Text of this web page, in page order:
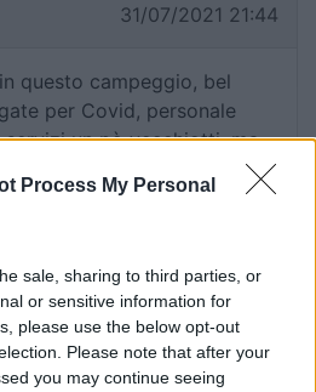
Process My Personal
sale, sharing to third parties, or
or sensitive information for
please use the below opt-out
Please note that after your
you may continue seeing
31/07/2021 21:44
questo campeggio, bel
per Covid, personale
un pò vecchiotti, ma
tutto ciò che serve e si
Prezzo Servizi
24/06/2021 11:53